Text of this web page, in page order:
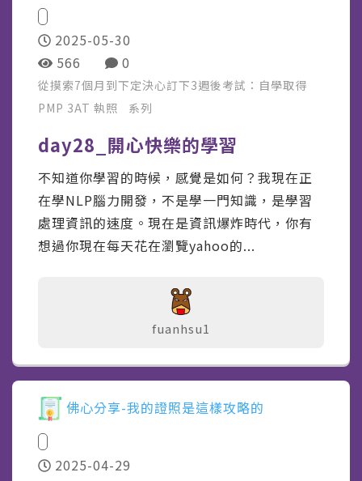
2025-05-30
566
0
從摸索7個月到下定決心訂下3週後考試：自學取得
PMP 3AT 執照 系列
day28_開心快樂的學習
不知道你學習的時候，感覺是如何？我現在正
在學NLP腦力開發，不是學一門知識，是學習
處理資訊的速度。現在是資訊爆炸時代，你有
想過你現在每天花在瀏覽yahoo的...
fuanhsu1
佛心分享-我的證照是這樣攻略的
2025-04-29